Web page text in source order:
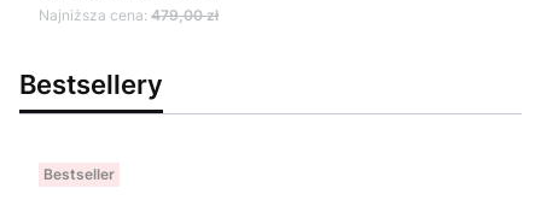
Najniższa cena: 479,00 zł
Bestsellery
Bestseller